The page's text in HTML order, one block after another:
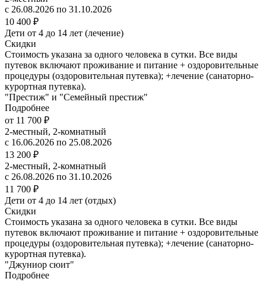
с 26.08.2026 по 31.10.2026
10 400 ₽
Дети от 4 до 14 лет (лечение)
Скидки
Стоимость указана за одного человека в сутки. Все виды
путевок включают проживание и питание + оздоровительные
процедуры (оздоровительная путевка); +лечение (санаторно-
курортная путевка).
"Престиж" и "Семейный престиж"
Подробнее
от 11 700 ₽
2-местный, 2-комнатный
с 16.06.2026 по 25.08.2026
13 200 ₽
2-местный, 2-комнатный
с 26.08.2026 по 31.10.2026
11 700 ₽
Дети от 4 до 14 лет (отдых)
Скидки
Стоимость указана за одного человека в сутки. Все виды
путевок включают проживание и питание + оздоровительные
процедуры (оздоровительная путевка); +лечение (санаторно-
курортная путевка).
"Джуниор сюит"
Подробнее